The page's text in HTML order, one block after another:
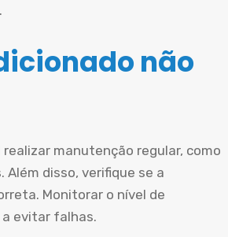
não
manutenção regular, como
disso, verifique se a
Monitorar o nível de
evitar falhas.